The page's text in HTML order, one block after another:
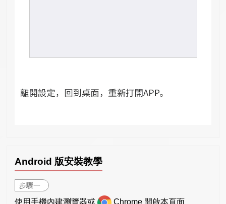
Android 版安裝教學
步驟一
使用手機內建瀏覽器或 Chrome 開啟本頁面